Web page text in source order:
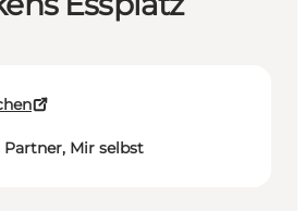
Partner, Mir selbst